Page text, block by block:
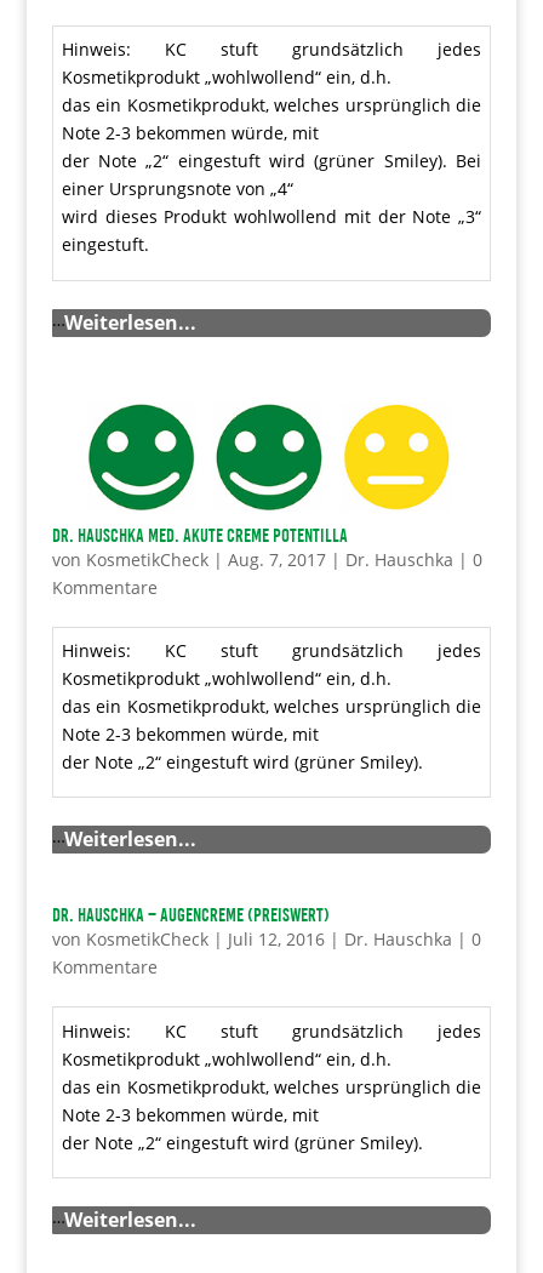
Hinweis: KC stuft grundsätzlich jedes
Kosmetikprodukt „wohlwollend“ ein, d.h.
das ein Kosmetikprodukt, welches ursprünglich die
Note 2-3 bekommen würde, mit
der Note „2“ eingestuft wird (grüner Smiley). Bei
einer Ursprungsnote von „4“
wird dieses Produkt wohlwollend mit der Note „3“
eingestuft.
…Weiterlesen...
Dr. Hauschka med. Akute Creme Potentilla
von KosmetikCheck| Aug. 7, 2017| Dr. Hauschka | 0
Kommentare
Hinweis: KC stuft grundsätzlich jedes
Kosmetikprodukt „wohlwollend“ ein, d.h.
das ein Kosmetikprodukt, welches ursprünglich die
Note 2-3 bekommen würde, mit
der Note „2“ eingestuft wird (grüner Smiley).
…Weiterlesen...
Dr. Hauschka – Augencreme (preiswert)
von KosmetikCheck| Juli 12, 2016| Dr. Hauschka | 0
Kommentare
Hinweis: KC stuft grundsätzlich jedes
Kosmetikprodukt „wohlwollend“ ein, d.h.
das ein Kosmetikprodukt, welches ursprünglich die
Note 2-3 bekommen würde, mit
der Note „2“ eingestuft wird (grüner Smiley).
…Weiterlesen...